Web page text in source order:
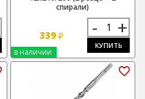
спирали)
339 ₽ - +
КУПИТЬ
в наличии